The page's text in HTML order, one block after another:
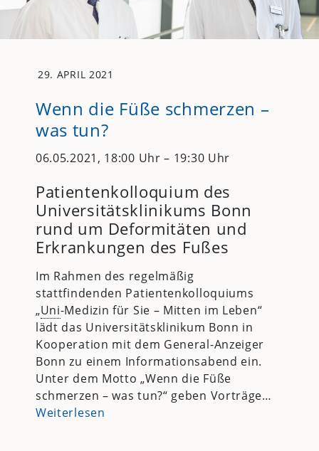
29. APRIL 2021
Wenn die Füße schmerzen –
was tun?
06.05.2021, 18:00 Uhr – 19:30 Uhr
Patientenkolloquium des
Universitätsklinikums Bonn
rund um Deformitäten und
Erkrankungen des Fußes
Im Rahmen des regelmäßig
stattfindenden Patientenkolloquiums
„Uni-Medizin für Sie – Mitten im Leben“
lädt das Universitätsklinikum Bonn in
Kooperation mit dem General-Anzeiger
Bonn zu einem Informationsabend ein.
Unter dem Motto „Wenn die Füße
schmerzen – was tun?“ geben Vorträge…
Weiterlesen